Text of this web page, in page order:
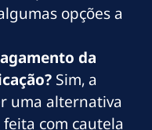
opções a
da
Sim, a
uma alternativa
com cautela